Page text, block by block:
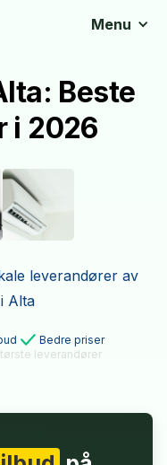
Menu
Beste
i 2026
leverandører av
Alta
Bedre priser
leverandører